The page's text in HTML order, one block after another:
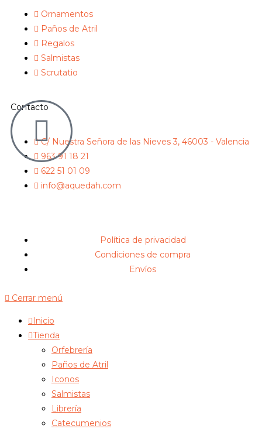
Ornamentos
Paños de Atril
Regalos
Salmistas
Scrutatio
Contacto
C/ Nuestra Señora de las Nieves 3, 46003 - Valencia
963 91 18 21
622 51 01 09
info@aquedah.com
Política de privacidad
Condiciones de compra
Envíos
Cerrar menú
Inicio
Tienda
Orfebrería
Paños de Atril
Iconos
Salmistas
Librería
Catecumenios